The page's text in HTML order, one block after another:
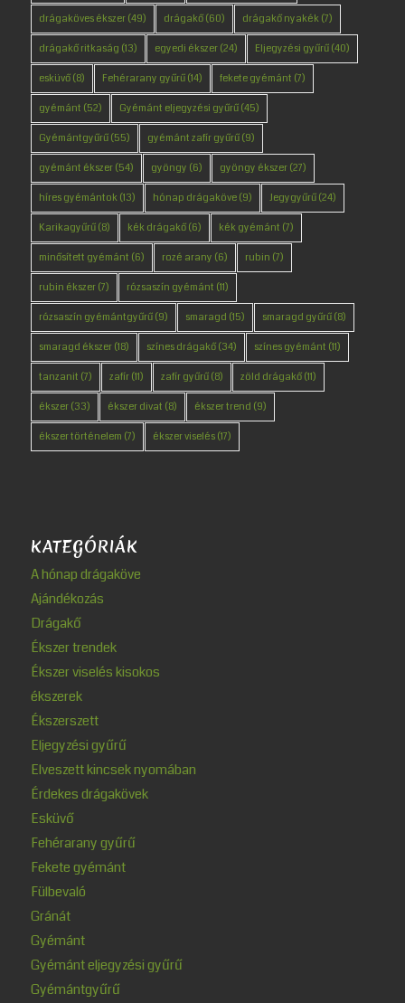
drágaköves ékszer(49) drágakő(60) drágakő nyakék(7)
drágakő ritkaság (13) egyedi ékszer(24) Eljegyzési gyűrű(40)
esküvő(8) Fehérarany gyűrű(14) fekete gyémánt (7)
gyémánt (52) Gyémánt eljegyzési gyűrű(45)
Gyémántgyűrű(55) gyémánt zafír gyűrű(9)
gyémánt ékszer(54) gyöngy (6) gyöngy ékszer(27)
híres gyémántok(13) hónap drágaköve(9) Jegygyűrű(24)
Karikagyűrű(8) kék drágakő(6) kék gyémánt (7)
minősített gyémánt (6) rozé arany (6) rubin (7)
rubin ékszer(7) rózsaszín gyémánt (11)
rózsaszín gyémántgyűrű(9) smaragd (15) smaragd gyűrű(8)
smaragd ékszer(18) színes drágakő(34) színes gyémánt (11)
tanzanit (7) zafír(11) zafír gyűrű(8) zöld drágakő(11)
ékszer(33) ékszer divat (8) ékszer trend (9)
ékszer történelem (7) ékszer viselés(17)
KATEGÓRIÁK
A hónap drágaköve
Ajándékozás
Drágakő
Ékszer trendek
Ékszer viselés kisokos
ékszerek
Ékszerszett
Eljegyzési gyűrű
Elveszett kincsek nyomában
Érdekes drágakövek
Esküvő
Fehérarany gyűrű
Fekete gyémánt
Fülbevaló
Gránát
Gyémánt
Gyémánt eljegyzési gyűrű
Gyémántgyűrű